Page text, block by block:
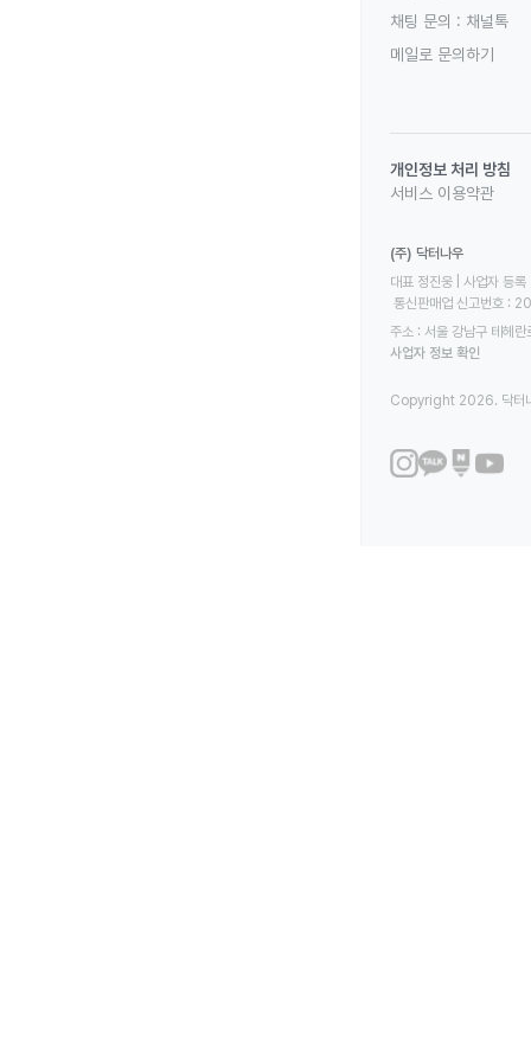
채팅 문의 : 채널톡
메일로 문의하기
개인정보 처리 방침
서비스 이용약관
(주) 닥터나우
대표 정진웅 | 사업자
통신판매업 신고번호
주소 : 서울 강남구 테헤
사업자 정보 확인
Copyright 2026. 닥터